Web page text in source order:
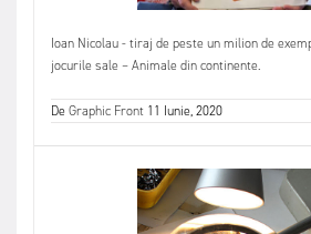
Ioan Nicolau - tiraj de peste un milion de
jocurile sale – Animale din continente.
DeGraphic Front 11 Iunie, 2020